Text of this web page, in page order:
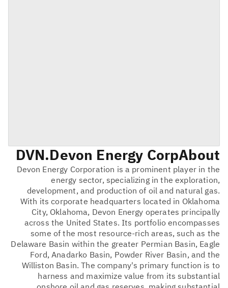
About
Devon Energy Corp.
DVN
Devon Energy Corporation is a prominent player in the
energy sector, specializing in the exploration,
development, and production of oil and natural gas.
With its corporate headquarters located in Oklahoma
City, Oklahoma, Devon Energy operates principally
across the United States. Its portfolio encompasses
some of the most resource-rich areas, such as the
Delaware Basin within the greater Permian Basin, Eagle
Ford, Anadarko Basin, Powder River Basin, and the
Williston Basin. The company's primary function is to
harness and maximize value from its substantial